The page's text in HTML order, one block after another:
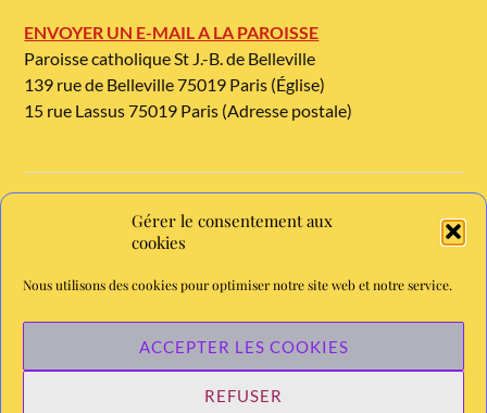
Gérer le consentement aux
cookies
Nous utilisons des cookies pour optimiser notre site web et notre service.
ACCEPTER LES COOKIES
REFUSER
ENVOYER UN E-MAIL A LA PAROISSE
Paroisse catholique St J.-B. de Belleville
139 rue de Belleville 75019 Paris (Église)
15 rue Lassus 75019 Paris (Adresse postale)
TELEPHONE ET METRO
Tél. : 01 42 08 54 54